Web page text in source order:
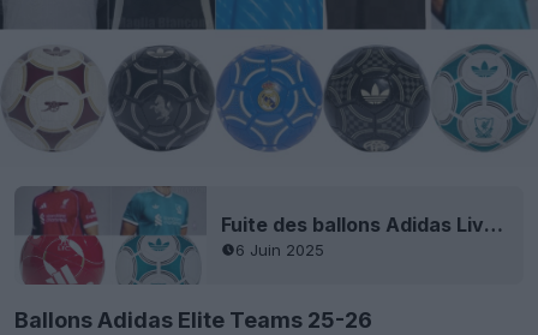
Fuite des ballons Adidas Liverpool 25-26 - Fini Nike
6 Juin 2025
Ballons Adidas Elite Teams 25-26